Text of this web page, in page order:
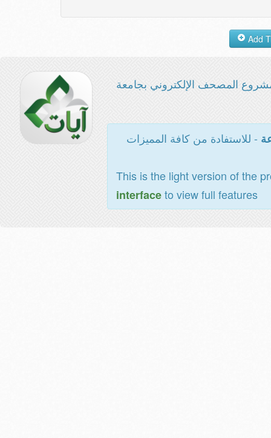
المصحف الإلكتروني بجامعة
- للاستفادة من كافة المميزات
This is the light version of the
interfaceto view full features